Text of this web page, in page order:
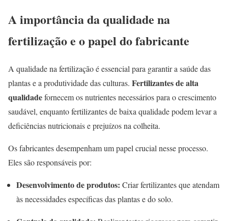
A importância da qualidade na
fertilização e o papel do fabricante
A qualidade na fertilização é essencial para garantir a saúde das
plantas e a produtividade das culturas. Fertilizantes de alta
qualidadefornecem os nutrientes necessários para o crescimento
saudável, enquanto fertilizantes de baixa qualidade podem levar a
deficiências nutricionais e prejuízos na colheita.
Os fabricantes desempenham um papel crucial nesse processo.
Eles são responsáveis por:
Desenvolvimento de produtos: Criar fertilizantes que atendam
às necessidades específicas das plantas e do solo.